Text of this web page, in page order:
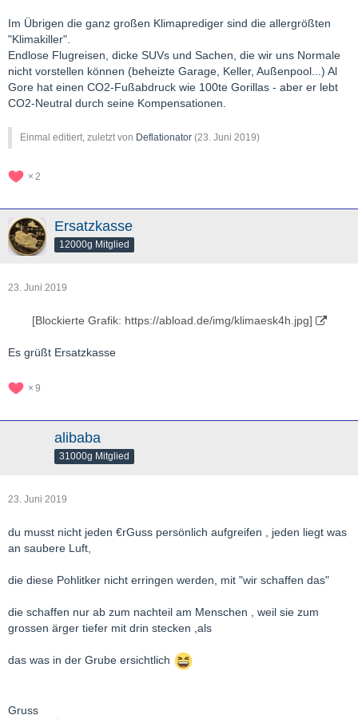
Im Übrigen die ganz großen Klimaprediger sind die allergrößten
"Klimakiller".
Endlose Flugreisen, dicke SUVs und Sachen, die wir uns Normale
nicht vorstellen können (beheizte Garage, Keller, Außenpool...) Al
Gore hat einen CO2-Fußabdruck wie 100te Gorillas - aber er lebt
CO2-Neutral durch seine Kompensationen.
Einmal editiert, zuletzt von Deflationator (23. Juni 2019)
2
Ersatzkasse
12000g Mitglied
23. Juni 2019
[Blockierte Grafik: https://abload.de/img/klimaesk4h.jpg]
Es grüßt Ersatzkasse
9
alibaba
31000g Mitglied
23. Juni 2019
du musst nicht jeden €rGuss persönlich aufgreifen , jeden liegt was
an saubere Luft,
die diese Pohlitker nicht erringen werden, mit "wir schaffen das"
die schaffen nur ab zum nachteil am Menschen , weil sie zum
grossen ärger tiefer mit drin stecken ,als
das was in der Grube ersichtlich
Gruss